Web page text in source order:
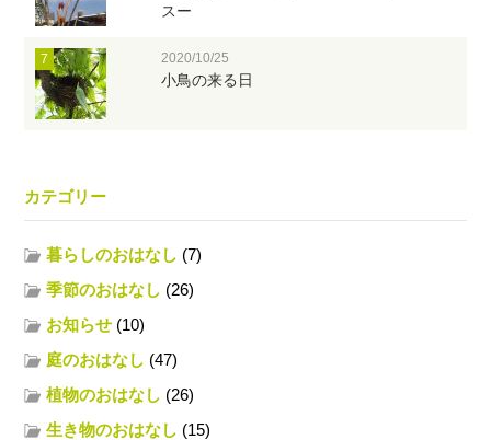
スー
2020/10/25
小鳥の来る日
7
カテゴリー
暮らしのおはなし (7)
季節のおはなし (26)
お知らせ (10)
庭のおはなし (47)
植物のおはなし (26)
生き物のおはなし (15)